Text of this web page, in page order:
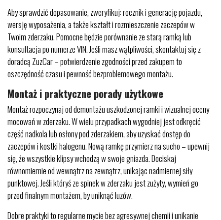
Aby sprawdzić dopasowanie, zweryfikuj: rocznik i generację pojazdu,
wersję wyposażenia, a także kształt i rozmieszczenie zaczepów w
Twoim zderzaku. Pomocne będzie porównanie ze starą ramką lub
konsultacja po numerze VIN. Jeśli masz wątpliwości, skontaktuj się z
doradcą ZuzCar – potwierdzenie zgodności przed zakupem to
oszczędność czasu i pewność bezproblemowego montażu.
Montaż i praktyczne porady użytkowe
Montaż rozpoczynaj od demontażu uszkodzonej ramki i wizualnej oceny
mocowań w zderzaku. W wielu przypadkach wygodniej jest odkręcić
część nadkola lub osłony pod zderzakiem, aby uzyskać dostęp do
zaczepów i kostki halogenu. Nową ramkę przymierz na sucho – upewnij
się, że wszystkie klipsy wchodzą w swoje gniazda. Dociskaj
równomiernie od wewnątrz na zewnątrz, unikając nadmiernej siły
punktowej. Jeśli któryś ze spinek w zderzaku jest zużyty, wymień go
przed finalnym montażem, by uniknąć luzów.
Dobre praktyki to regularne mycie bez agresywnej chemii i unikanie